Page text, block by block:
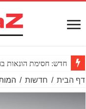
חדש: חסימת הונאות
דף הבית / חדשות /